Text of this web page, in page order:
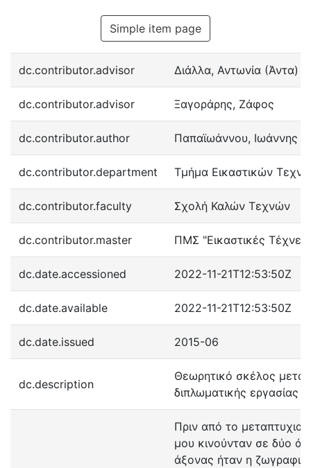
Simple item page
dc.contributor.advisor Διάλλα, Αντωνία (Άντα)
dc.contributor.advisor Ξαγοράρης, Ζάφος
dc.contributor.author Παπαϊωάννου, Ιωάννης
dc.contributor.department Τμήμα Εικαστικών
dc.contributor.faculty Σχολή Καλών Τεχνών
dc.contributor.master ΠΜΣ "Εικαστικές
dc.date.accessioned 2022-11-21T12:53:50Z
dc.date.available 2022-11-21T12:53:50Z
dc.date.issued 2015-06
dc.description
Θεωρητικό σκέλος
διπλωματικής εργασίας
Πριν από το
μου κινούνταν σε δύο
άξονας ήταν η